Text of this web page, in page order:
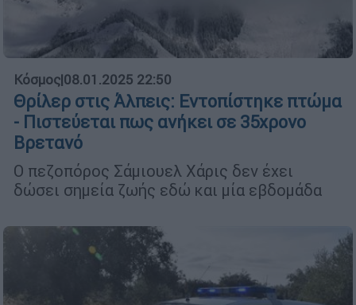
Κόσμος|08.01.2025 22:50
Θρίλερ στις Άλπεις: Εντοπίστηκε πτώμα
- Πιστεύεται πως ανήκει σε 35χρονο
Βρετανό
Ο πεζοπόρος Σάμιουελ Χάρις δεν έχει
δώσει σημεία ζωής εδώ και μία εβδομάδα